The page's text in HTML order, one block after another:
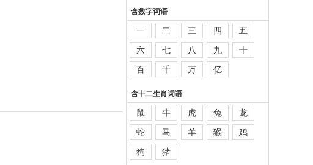
含数字词语
一 二 三 四
五
六
七 八 九
十
百
千 万 亿
含十二生肖词语
鼠 牛 虎 兔
龙
蛇
马 羊 猴
鸡
狗
猪